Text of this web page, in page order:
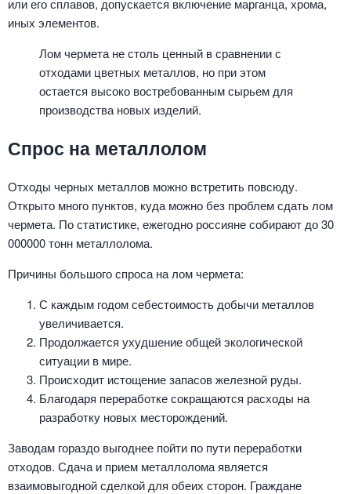
или его сплавов, допускается включение марганца, хрома,
иных элементов.
Лом чермета не столь ценный в сравнении с
отходами цветных металлов, но при этом
остается высоко востребованным сырьем для
производства новых изделий.
Спрос на металлолом
Отходы черных металлов можно встретить повсюду.
Открыто много пунктов, куда можно без проблем сдать лом
чермета. По статистике, ежегодно россияне собирают до 30
000000 тонн металлолома.
Причины большого спроса на лом чермета:
С каждым годом себестоимость добычи металлов
увеличивается.
Продолжается ухудшение общей экологической
ситуации в мире.
Происходит истощение запасов железной руды.
Благодаря переработке сокращаются расходы на
разработку новых месторождений.
Заводам гораздо выгоднее пойти по пути переработки
отходов. Сдача и прием металлолома является
взаимовыгодной сделкой для обеих сторон. Граждане